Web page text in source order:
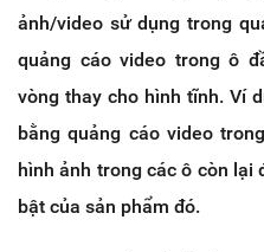
ảnh/video sử dụng trong
quảng cáo video trong ô
vòng thay cho hình tĩnh. Ví
bằng quảng cáo video
hình ảnh trong các ô còn lại
bật của sản phẩm đó.